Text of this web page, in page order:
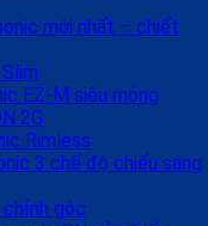
mới nhất – chiết
EZ-M siêu mỏng
2G
Rimless
3 chế độ chiếu sáng
chỉnh góc